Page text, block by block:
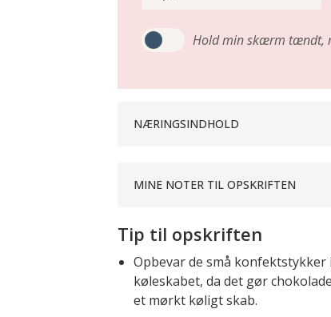
Hold min skærm tændt,
NÆRINGSINDHOLD
MINE NOTER TIL OPSKRIFTEN
Tip til opskriften
Opbevar de små
køleskabet, da det gør
et mørkt køligt skab.